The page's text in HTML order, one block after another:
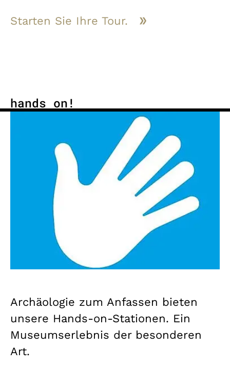
Starten Sie Ihre Tour.
hands on!
Archäologie zum Anfassen bieten
unsere Hands-on-Stationen. Ein
Museumserlebnis der besonderen
Art.